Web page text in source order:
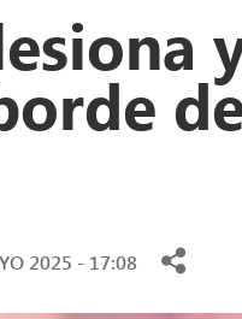
2025 - 17:08